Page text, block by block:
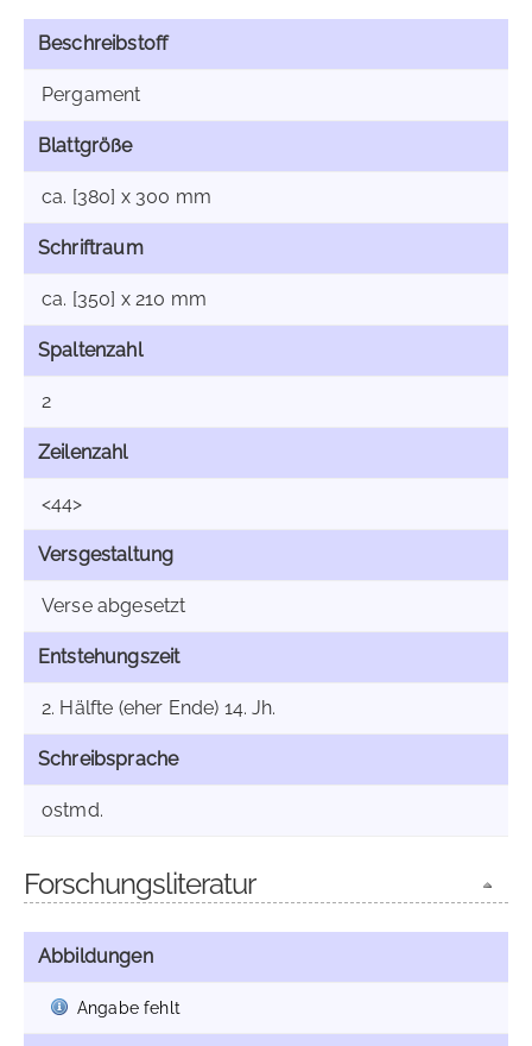
Beschreibstoff
Pergament
Blattgröße
ca. [380] x 300 mm
Schriftraum
ca. [350] x 210 mm
Spaltenzahl
2
Zeilenzahl
<44>
Versgestaltung
Verse abgesetzt
Entstehungszeit
2. Hälfte (eher Ende) 14. Jh.
Schreibsprache
ostmd.
Forschungsliteratur
Abbildungen
Angabe fehlt